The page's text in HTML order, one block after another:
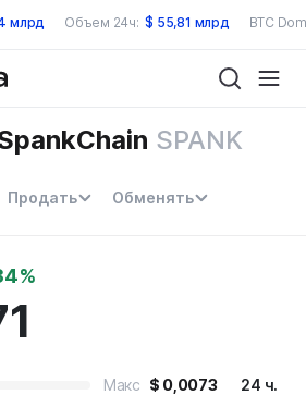
млрд Объем 24ч: $ 55,81 млрд BTC
SPANK
Продать Обменять
%
Макс $ 0,0073 24 ч.